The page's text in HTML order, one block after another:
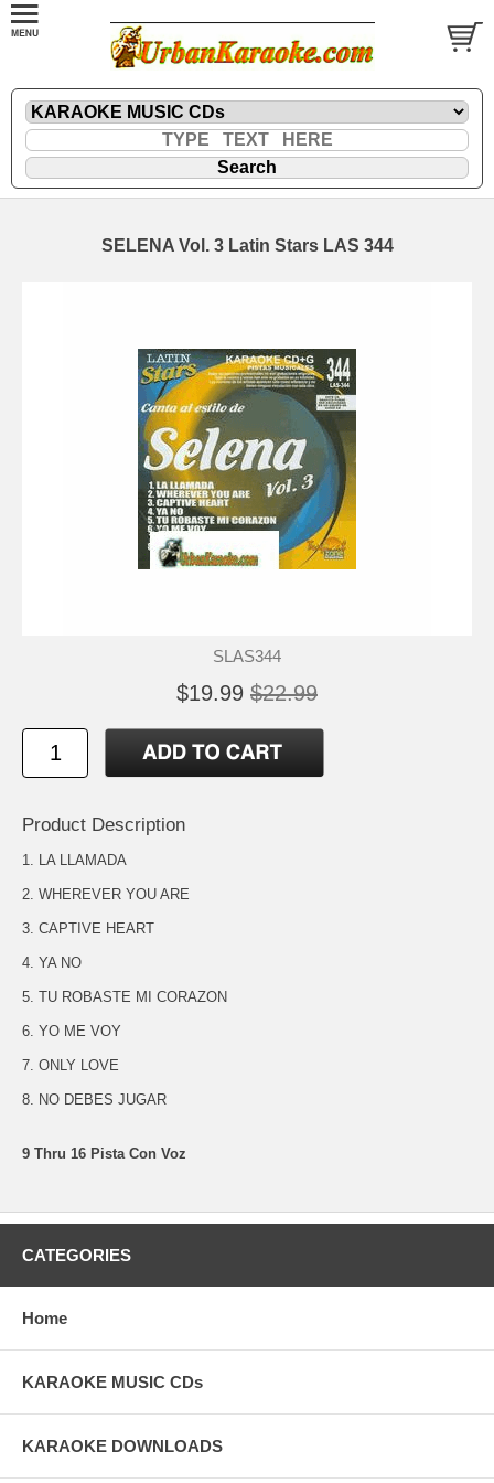
SELENA Vol. 3 Latin Stars LAS 344
SLAS344
$19.99 $22.99
Product Description
1. LA LLAMADA
2. WHEREVER YOU ARE
3. CAPTIVE HEART
4. YA NO
5. TU ROBASTE MI CORAZON
6. YO ME VOY
7. ONLY LOVE
8. NO DEBES JUGAR
9 Thru 16 Pista Con Voz
CATEGORIES
Home
KARAOKE MUSIC CDs
KARAOKE DOWNLOADS